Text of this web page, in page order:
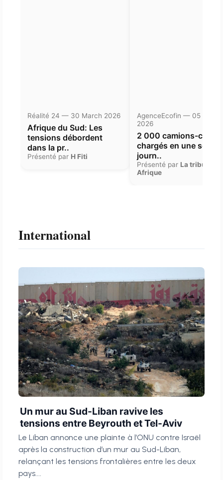
Réalité 24 — 30 March 2026
Afrique du Sud: Les
tensions débordent
dans la pr..
Présenté par H Fiti
AgenceEcofin — 05
2026
2 000 camions-
chargés en une seule
journ..
Présenté par La tribune
Afrique
International
Un mur au Sud-Liban ravive les
tensions entre Beyrouth et Tel-Aviv
Le Liban annonce une plainte à l’ONU contre Israël
après la construction d’un mur au Sud-Liban,
relançant les tensions frontalières entre les deux
pays....